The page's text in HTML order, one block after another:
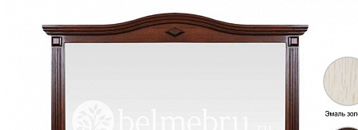
Зеркало Марсель МН-126-08
17 704 ₽
В корзину
Спальня
Деревянные кровати с подъемным механизмом
Кровати односпальные с подъемным механизмом
Кровати двуспальные с подъемным механизмом
Кровати полутороспальные с подъемным